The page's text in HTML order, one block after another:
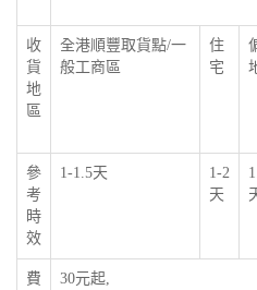
收
貨
地
區
全港順豐取貨點/一
般工商區
住
宅
參
考
時
效
1-1.5天
1-2
天
費
30元起,